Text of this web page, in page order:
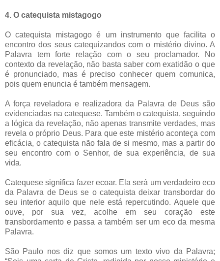
4. O catequista mistagogo
O catequista mistagogo é um instrumento que facilita o
encontro dos seus catequizandos com o mistério divino. A
Palavra tem forte relação com o seu proclamador. No
contexto da revelação, não basta saber com exatidão o que
é pronunciado, mas é preciso conhecer quem comunica,
pois quem enuncia é também mensagem.
A força reveladora e realizadora da Palavra de Deus são
evidenciadas na catequese. Também o catequista, seguindo
a lógica da revelação, não apenas transmite verdades, mas
revela o próprio Deus. Para que este mistério aconteça com
eficácia, o catequista não fala de si mesmo, mas a partir do
seu encontro com o Senhor, de sua experiência, de sua
vida.
Catequese significa fazer ecoar. Ela será um verdadeiro eco
da Palavra de Deus se o catequista deixar transbordar do
seu interior aquilo que nele está repercutindo. Aquele que
ouve, por sua vez, acolhe em seu coração este
transbordamento e passa a também ser um eco da mesma
Palavra.
São Paulo nos diz que somos um texto vivo da Palavra;